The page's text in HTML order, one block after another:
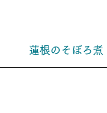
蓮根のそぼろ煮